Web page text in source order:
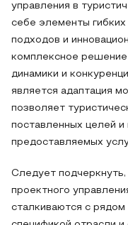
управления в
себе элементы гибких
подходов и
комплексное решение
динамики и
является адаптация
позволяет
поставленных целей
предоставляемых
Следует
проектного
сталкиваются с